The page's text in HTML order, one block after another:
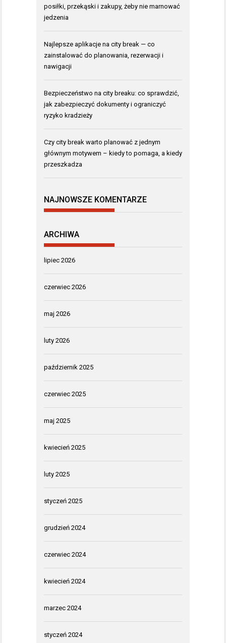
posiłki, przekąski i zakupy, żeby nie marnować
jedzenia
Najlepsze aplikacje na city break — co
zainstalować do planowania, rezerwacji i
nawigacji
Bezpieczeństwo na city breaku: co sprawdzić,
jak zabezpieczyć dokumenty i ograniczyć
ryzyko kradzieży
Czy city break warto planować z jednym
głównym motywem – kiedy to pomaga, a kiedy
przeszkadza
NAJNOWSZE KOMENTARZE
ARCHIWA
lipiec 2026
czerwiec 2026
maj 2026
luty 2026
październik 2025
czerwiec 2025
maj 2025
kwiecień 2025
luty 2025
styczeń 2025
grudzień 2024
czerwiec 2024
kwiecień 2024
marzec 2024
styczeń 2024